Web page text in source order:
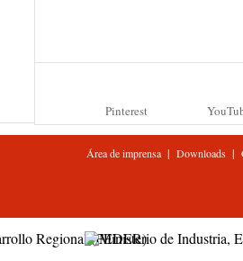
Pinterest
Área de imprensa| Downloads|